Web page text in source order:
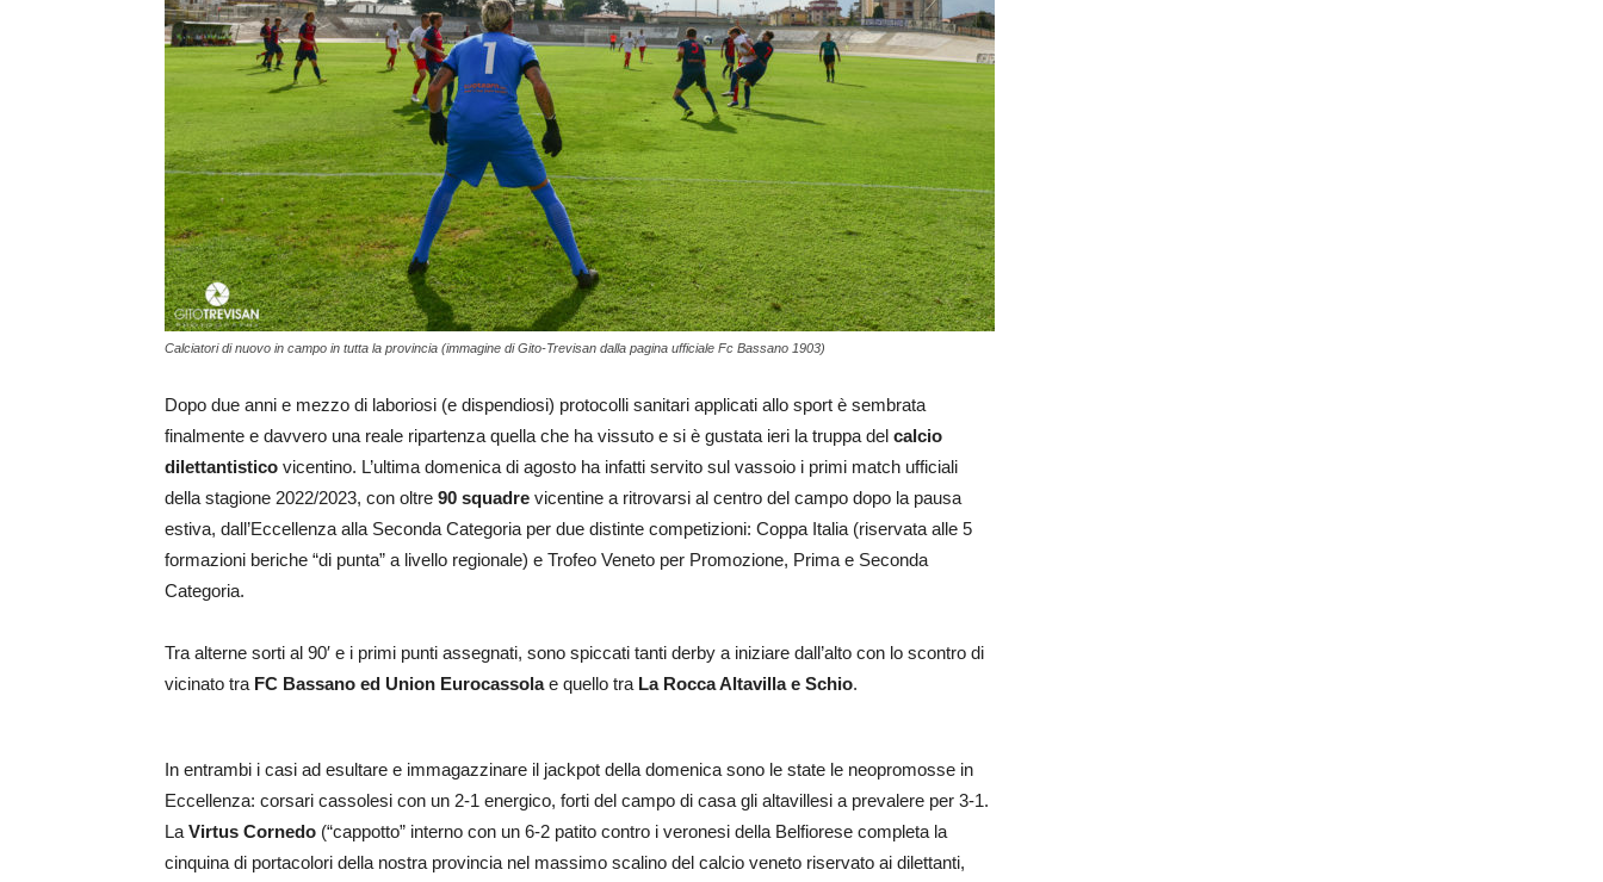
Calciatori di nuovo in campo in tutta la provincia (immagine di Gito-Trevisan dalla pagina ufficiale Fc Bassano 1903)
Dopo due anni e mezzo di laboriosi (e dispendiosi) protocolli sanitari applicati allo sport è sembrata
finalmente e davvero una reale ripartenza quella che ha vissuto e si è gustata ieri la truppa del calcio
dilettantistico vicentino. L’ultima domenica di agosto ha infatti servito sul vassoio i primi match ufficiali
della stagione 2022/2023, con oltre 90 squadre vicentine a ritrovarsi al centro del campo dopo la pausa
estiva, dall’Eccellenza alla Seconda Categoria per due distinte competizioni: Coppa Italia (riservata alle 5
formazioni beriche “di punta” a livello regionale) e Trofeo Veneto per Promozione, Prima e Seconda
Categoria.
Tra alterne sorti al 90′ e i primi punti assegnati, sono spiccati tanti derby a iniziare dall’alto con lo scontro di
vicinato tra FC Bassano ed Union Eurocassolae quello tra La Rocca Altavilla e Schio.
In entrambi i casi ad esultare e immagazzinare il jackpot della domenica sono le state le neopromosse in
Eccellenza: corsari cassolesi con un 2-1 energico, forti del campo di casa gli altavillesi a prevalere per 3-1.
La Virtus Cornedo (“cappotto” interno con un 6-2 patito contro i veronesi della Belfiorese completa la
cinquina di portacolori della nostra provincia nel massimo scalino del calcio veneto riservato ai dilettanti,